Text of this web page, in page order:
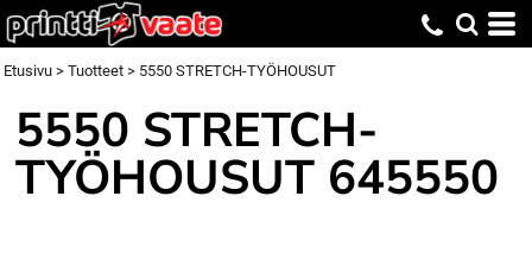
Etusivu > Tuotteet > 5550 STRETCH-TYÖHOUSUT
5550 STRETCH-
TYÖHOUSUT 645550